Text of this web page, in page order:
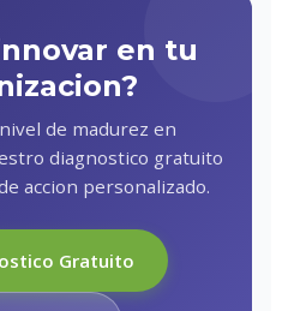
en tu
de madurez en
diagnostico gratuito
accion personalizado.
Gratuito